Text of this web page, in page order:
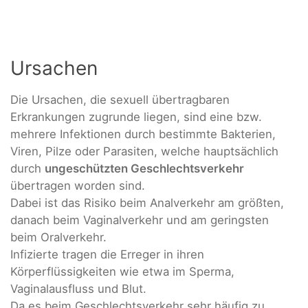
Ursachen
Die Ursachen, die sexuell übertragbaren
Erkrankungen zugrunde liegen, sind eine bzw.
mehrere Infektionen durch bestimmte Bakterien,
Viren, Pilze oder Parasiten, welche hauptsächlich
durch ungeschützten Geschlechtsverkehr
übertragen worden sind.
Dabei ist das Risiko beim Analverkehr am größten,
danach beim Vaginalverkehr und am geringsten
beim Oralverkehr.
Infizierte tragen die Erreger in ihren
Körperflüssigkeiten wie etwa im Sperma,
Vaginalausfluss und Blut.